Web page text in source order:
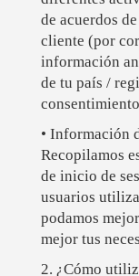
de acuerdos
cliente (por
información
de tu país /
• Información
Recopilamos
de inicio de
usuarios
podamos
mejor tus
2. ¿Cómo